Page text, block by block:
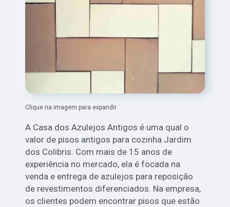
Clique na imagem para expandir
A Casa dos Azulejos Antigos é uma qual o
valor de pisos antigos para cozinha Jardim
dos Colibris. Com mais de 15 anos de
experiência no mercado, ela é focada na
venda e entrega de azulejos para reposição
de revestimentos diferenciados. Na empresa,
os clientes podem encontrar pisos que estão